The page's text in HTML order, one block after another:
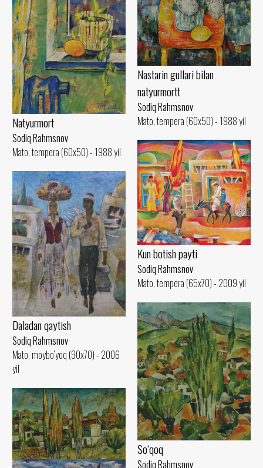
Nastarin gullari bilan
natyurmortt
Sodiq Rahmsnov
Mato, tempera (60x50) - 1988 yil
Natyurmort
Sodiq Rahmsnov
Mato, tempera (60x50) - 1988 yil
Kun botish payti
Sodiq Rahmsnov
Mato, tempera (65x70) - 2009 yil
Daladan qaytish
Sodiq Rahmsnov
Mato, moybo‘yoq (90x70) - 2006
yil
So‘qoq
Sodiq Rahmsnov